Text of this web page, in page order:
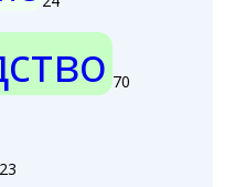
70